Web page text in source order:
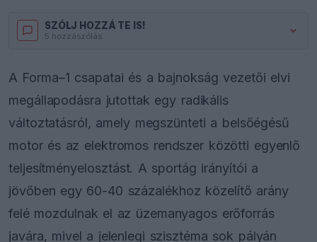
SZÓLJ HOZZÁ TE IS!
5 hozzászólás.
A Forma–1 csapatai és a bajnokság vezetői elvi
megállapodásra jutottak egy radikális
változtatásról, amely megszünteti a belsőégésű
motor és az elektromos rendszer közötti egyenlő
teljesítményelosztást. A sportág irányítói a
jövőben egy 60-40 százalékhoz közelítő arány
felé mozdulnak el az üzemanyagos erőforrás
javára, mivel a jelenlegi szisztéma sok pályán